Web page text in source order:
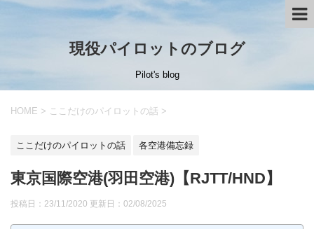
現役パイロットのブログ
Pilot's blog
HOME > ここだけのパイロットの話 >
ここだけのパイロットの話 各空港備忘録
東京国際空港(羽田空港)【RJTT/HND】
投稿日：23/11/2020 更新日： 02/08/2025